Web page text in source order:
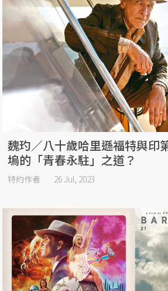
魏玓／八十歲哈里遜福特與印
塢的「青春永駐」之道？
特約作者 26 Jul, 2023